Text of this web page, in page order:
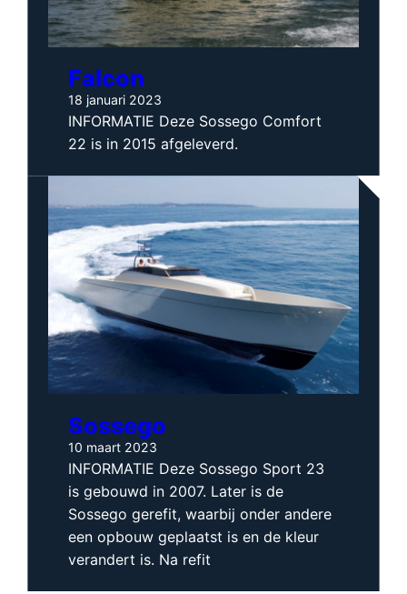
Nieuws
Falcon
18 januari 2023
INFORMATIE Deze Sossego Comfort
22 is in 2015 afgeleverd.
Sossego
10 maart 2023
INFORMATIE Deze Sossego Sport 23
is gebouwd in 2007. Later is de
Sossego gerefit, waarbij onder andere
een opbouw geplaatst is en de kleur
verandert is. Na refit